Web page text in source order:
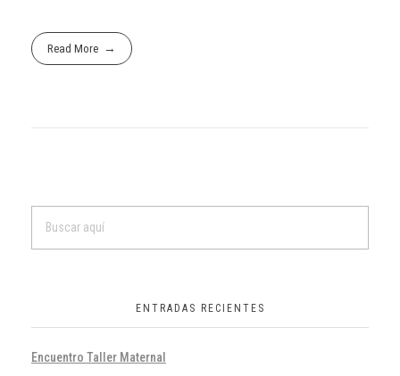
Read More
ENTRADAS RECIENTES
Encuentro Taller Maternal